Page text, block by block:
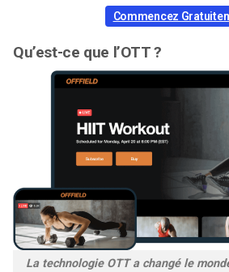
Commencez
Qu’est-ce que l’OTT ?
La technologie OTT a changé le